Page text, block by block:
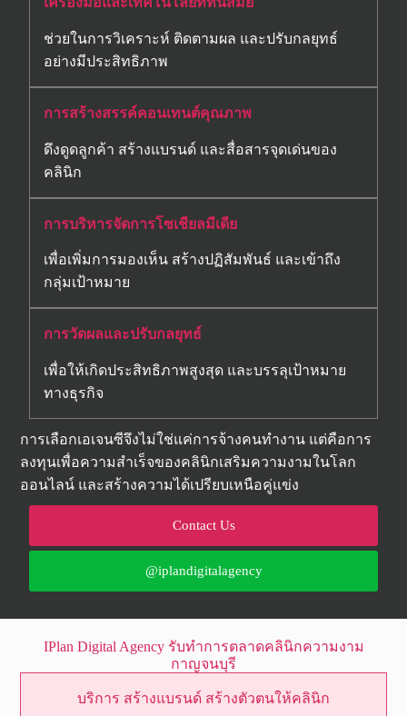
ช่วยในการวิเคราะห์ ติดตามผล และปรับกลยุทธ์
อย่างมีประสิทธิภาพ
การสร้างสรรค์คอนเทนต์คุณภาพ
ดึงดูดลูกค้า สร้างแบรนด์ และสื่อสารจุดเด่นของ
คลินิก
การบริหารจัดการโซเชียลมีเดีย
เพื่อเพิ่มการมองเห็น สร้างปฏิสัมพันธ์ และเข้าถึง
กลุ่มเป้าหมาย
การวัดผลและปรับกลยุทธ์
เพื่อให้เกิดประสิทธิภาพสูงสุด และบรรลุเป้าหมาย
ทางธุรกิจ
การเลือกเอเจนซีจึงไม่ใช่แค่การจ้างคนทำงาน แต่คือการ
ลงทุนเพื่อความสำเร็จของคลินิกเสริมความงามในโลก
ออนไลน์ และสร้างความได้เปรียบเหนือคู่แข่ง
Contact Us
@iplandigitalagency
IPlan Digital Agency รับทำการตลาดคลินิกความงาม
กาญจนบุรี
บริการ สร้างแบรนด์ สร้างตัวตนให้คลินิก